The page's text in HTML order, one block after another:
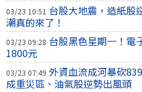
03/23 10:51 台股大地震，造紙股
潮真的來了！
03/23 09:28 台股黑色星期一！電
1800元
03/23 07:49 外資血流成河暴砍
成重災區、油氣股逆勢出風頭